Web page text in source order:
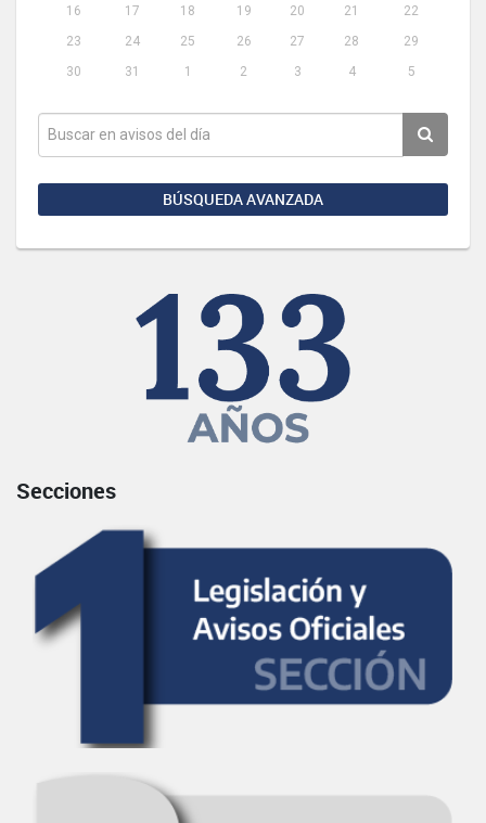
16
17 18 19 20 21
22
23
24 25 26 27 28
29
30
31 1 2 3 4 5
BÚSQUEDA AVANZADA
Secciones